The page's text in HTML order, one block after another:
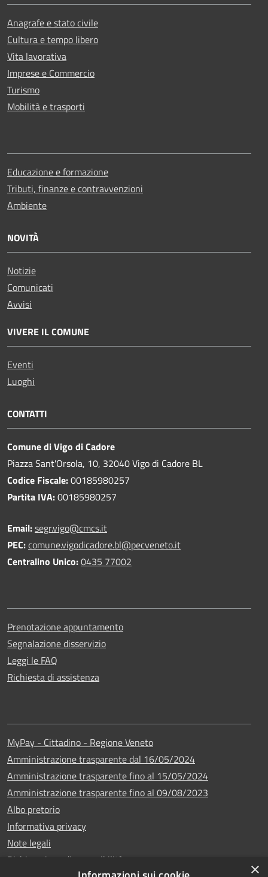
Anagrafe e stato civile
Cultura e tempo libero
Vita lavorativa
Imprese e Commercio
Turismo
Mobilità e trasporti
Educazione e formazione
Tributi, finanze e contravvenzioni
Ambiente
NOVITÀ
Notizie
Comunicati
Avvisi
VIVERE IL COMUNE
Eventi
Luoghi
CONTATTI
Comune di Vigo di Cadore
Piazza Sant'Orsola, 10, 32040 Vigo di Cadore BL
Codice Fiscale:00185980257
Partita IVA:00185980257
Email:segr.vigo@cmcs.it
PEC:comune.vigodicadore.bl@pecveneto.it
Centralino Unico:0435 77002
Prenotazione appuntamento
Segnalazione disservizio
Leggi le FAQ
Richiesta di assistenza
MyPay - Cittadino - Regione Veneto
Amministrazione trasparente dal 16/05/2024
Amministrazione trasparente fino al 15/05/2024
Amministrazione trasparente fino al 09/08/2023
Albo pretorio
Informativa privacy
Note legali
Dichiarazione di accessibilità
×